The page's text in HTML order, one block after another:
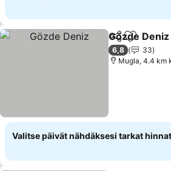
Jaa Lisää
Gözde Deniz
6,8
33
Mugla, 4.4 km
Valitse päivät nähdäksesi tarkat hinnat